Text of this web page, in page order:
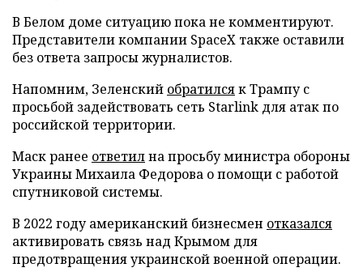
В Белом доме ситуацию пока не комментируют.
Представители компании SpaceX также оставили
без ответа запросы журналистов.
Напомним, Зеленский обратилсяк Трампу с
просьбой задействовать сеть Starlink для атак по
российской территории.
Маск ранее ответилна просьбу министра обороны
Украины Михаила Федорова о помощи с работой
спутниковой системы.
В 2022 году американский бизнесмен отказался
активировать связь над Крымом для
предотвращения украинской военной операции.